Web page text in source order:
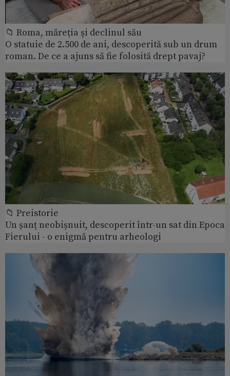
📁 Roma, măreţia şi declinul său
O statuie de 2.500 de ani, descoperită sub un drum
roman. De ce a ajuns să fie folosită drept pavaj?
📁 Preistorie
Un șanț neobișnuit, descoperit într-un sat din Epoca
Fierului - o enigmă pentru arheologi